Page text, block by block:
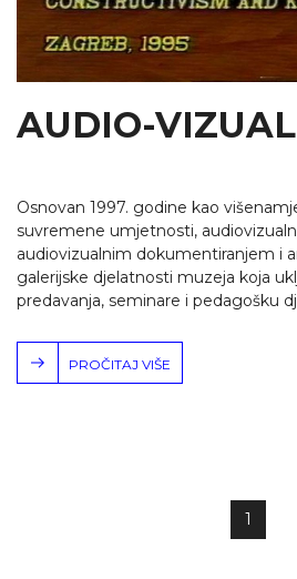
AUDIO-
Osnovan 1997. godine kao
suvremene umjetnosti,
audiovizualnim dokumentiranjem i
galerijske djelatnosti muzeja koja
predavanja, seminare i pedagošku
PROČITAJ VIŠE
1